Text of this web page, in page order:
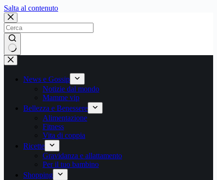
Salta al contenutoSalta
contenuto
Nessun
risultato
News e Gossip
Notizie dal mondo
Mamme vip
Bellezza e Benessere
Alimentazione
Fitness
Vita di coppia
Ricette
Gravidanza e allattamento
Per il tuo bambino
Shopping